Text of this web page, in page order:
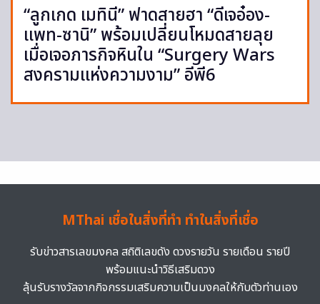
“ลูกเกด เมทินี” ฟาดสายฮา “ดีเจอ๋อง-
แพท-ซานิ” พร้อมเปลี่ยนโหมดสายลุย
เมื่อเจอภารกิจหินใน “Surgery Wars
สงครามแห่งความงาม” อีพี6
MThai เชื่อในสิ่งที่ทำ ทำในสิ่งที่เชื่อ
รับข่าวสารเลขมงคล สถิติเลขดัง ดวงรายวัน รายเดือน รายปี
พร้อมแนะนำวิธีเสริมดวง
ลุ้นรับรางวัลจากกิจกรรมเสริมความเป็นมงคลให้กับตัวท่านเอง